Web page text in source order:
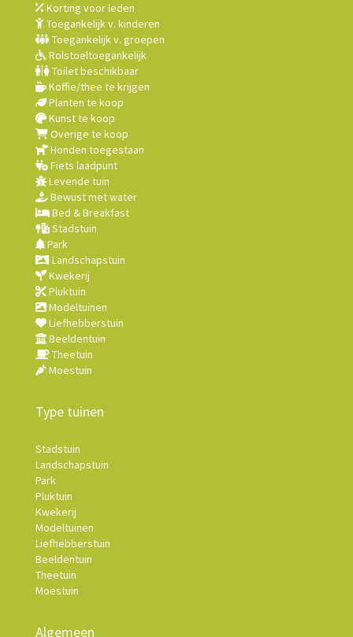
Korting voor leden
Toegankelijk v. kinderen
Toegankelijk v. groepen
Rolstoeltoegankelijk
Toilet beschikbaar
Koffie/thee te krijgen
Planten te koop
Kunst te koop
Overige te koop
Honden toegestaan
Fiets laadpunt
Levende tuin
Bewust met water
Bed & Breakfast
Stadstuin
Park
Landschapstuin
Kwekerij
Pluktuin
Modeltuinen
Liefhebberstuin
Beeldentuin
Theetuin
Moestuin
Type tuinen
Stadstuin
Landschapstuin
Park
Pluktuin
Kwekerij
Modeltuinen
Liefhebberstuin
Beeldentuin
Theetuin
Moestuin
Algemeen